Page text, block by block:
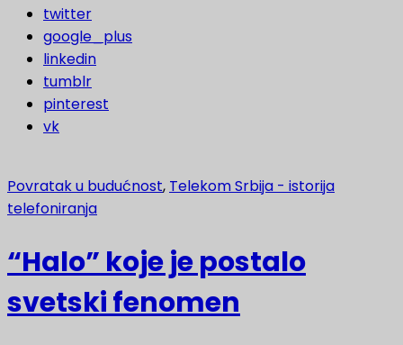
twitter
google_plus
linkedin
tumblr
pinterest
vk
Povratak u budućnost, Telekom Srbija - istorija
telefoniranja
“Halo” koje je postalo
svetski fenomen